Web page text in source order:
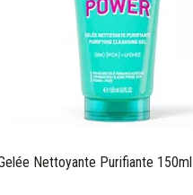
Nettoyante Purifiante 150ml